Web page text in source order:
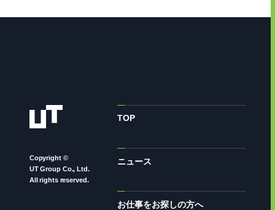
Copyright ©
UT Group Co., Ltd.
All rights reserved.
TOP
ニュース
お仕事をお探しの方へ